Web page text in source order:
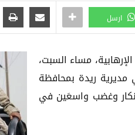
ارسل
مساء السبت،
ريدة بمحافظة
وغضب واسعَين في